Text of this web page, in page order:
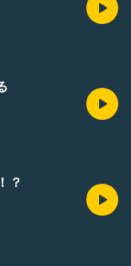
？